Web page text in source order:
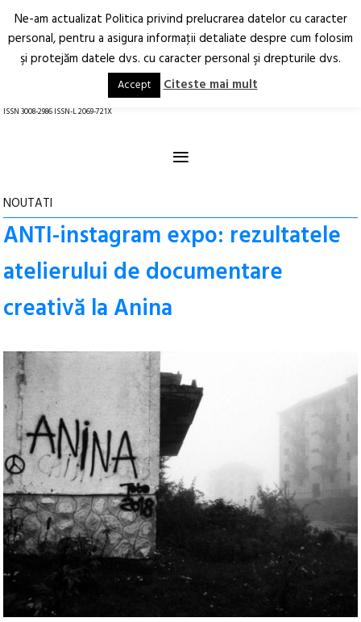
Arhitectură.
Oraș.
RO EN
ISSN 3008-2986 ISSN-L 2069-721X
≡
NOUTATI
ANTI-instagram expo: rezultatele
atelierului de documentare
creativă la Anina
Ne-am actualizat Politica privind prelucrarea datelor cu caracter
personal, pentru a asigura informaţii detaliate despre cum folosim
şi protejăm datele dvs. cu caracter personal şi drepturile dvs.
Accept Citeste mai mult